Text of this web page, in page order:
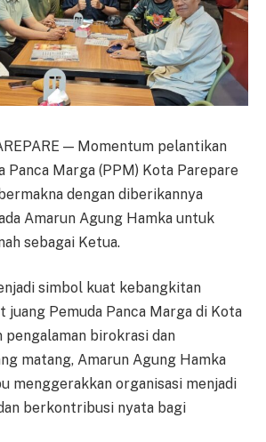
— Momentum pelantikan
Panca Marga (PPM) Kota Parepare
dengan diberikannya
Amarun Agung Hamka untuk
sebagai Ketua.
simbol kuat kebangkitan
juang Pemuda Panca Marga di Kota
pengalaman birokrasi dan
matang, Amarun Agung Hamka
menggerakkan organisasi menjadi
berkontribusi nyata bagi